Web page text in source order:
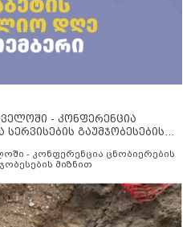
- კონფერენცია
გაუმჯობესების
- კონფერენცია ცნობიერების
მიზნით